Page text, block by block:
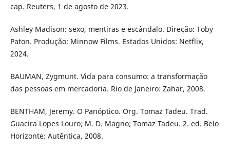
cap. Reuters, 1 de agosto de 2023.
Ashley Madison: sexo, mentiras e escândalo. Direção: Toby
Paton. Produção: Minnow Films. Estados Unidos: Netflix,
2024.
BAUMAN, Zygmunt. Vida para consumo: a transformação
das pessoas em mercadoria. Rio de Janeiro: Zahar, 2008.
BENTHAM, Jeremy. O Panóptico. Org. Tomaz Tadeu. Trad.
Guacira Lopes Louro; M. D. Magno; Tomaz Tadeu. 2. ed. Belo
Horizonte: Autêntica, 2008.